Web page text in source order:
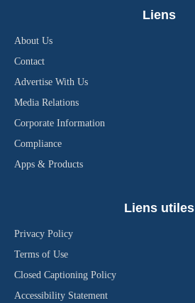
Liens
About Us
Contact
Advertise With Us
Media Relations
Corporate Information
Compliance
Apps & Products
Liens utiles
Privacy Policy
Terms of Use
Closed Captioning Policy
Accessibility Statement